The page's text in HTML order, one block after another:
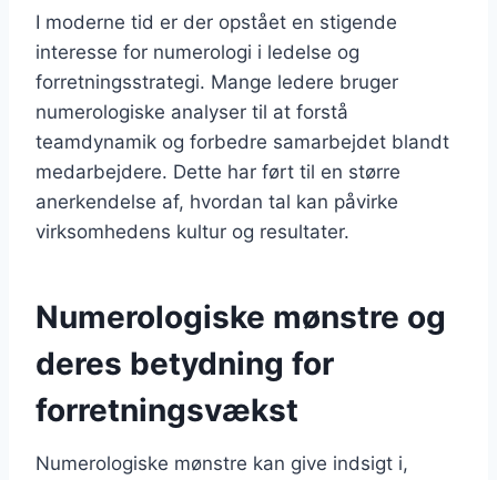
I moderne tid er der opstået en stigende
interesse for numerologi i ledelse og
forretningsstrategi. Mange ledere bruger
numerologiske analyser til at forstå
teamdynamik og forbedre samarbejdet blandt
medarbejdere. Dette har ført til en større
anerkendelse af, hvordan tal kan påvirke
virksomhedens kultur og resultater.
Numerologiske mønstre og
deres betydning for
forretningsvækst
Numerologiske mønstre kan give indsigt i,